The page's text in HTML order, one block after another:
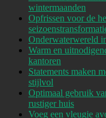
wintermaanden
Opfrissen voor de
Onderwaterwereld
Warm en
kantoren
Statements maken
stijlvol
Optimaal gebruik
rustiger huis
Voeg een vleugje